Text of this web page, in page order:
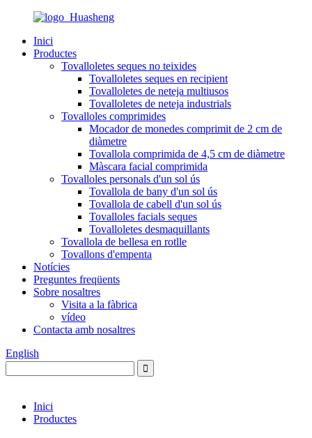
Inici
Productes
Tovalloletes seques no teixides
Tovalloletes seques en recipient
Tovalloletes de neteja multiusos
Tovalloletes de neteja industrials
Tovalloles comprimides
Mocador de monedes comprimit de 2 cm de
diàmetre
Tovallola comprimida de 4,5 cm de diàmetre
Màscara facial comprimida
Tovalloles personals d'un sol ús
Tovallola de bany d'un sol ús
Tovallola de cabell d'un sol ús
Tovalloles facials seques
Tovalloletes desmaquillants
Tovallola de bellesa en rotlle
Tovallons d'empenta
Notícies
Preguntes freqüents
Sobre nosaltres
Visita a la fàbrica
vídeo
Contacta amb nosaltres
English
Inici
Productes